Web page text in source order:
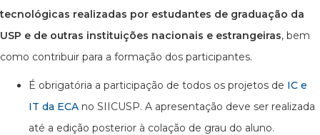
tecnológicas realizadas por estudantes de graduação da
USP e de outras instituições nacionais e estrangeiras, bem
como contribuir para a formação dos participantes.
É obrigatória a participação de todos os projetos de IC e
IT da ECA no SIICUSP. A apresentação deve ser realizada
até a edição posterior à colação de grau do aluno.